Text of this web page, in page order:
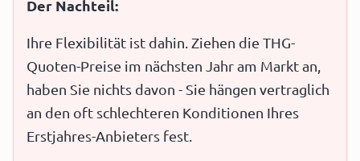
Der Nachteil:
Ihre Flexibilität ist dahin. Ziehen die THG-
Quoten-Preise im nächsten Jahr am Markt an,
haben Sie nichts davon - Sie hängen vertraglich
an den oft schlechteren Konditionen Ihres
Erstjahres-Anbieters fest.